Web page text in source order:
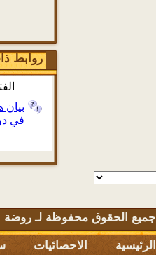
روابط
بيان
في
جميع الحقوق محفوظة لـ روضة
الرئيسية
الاحصائيات